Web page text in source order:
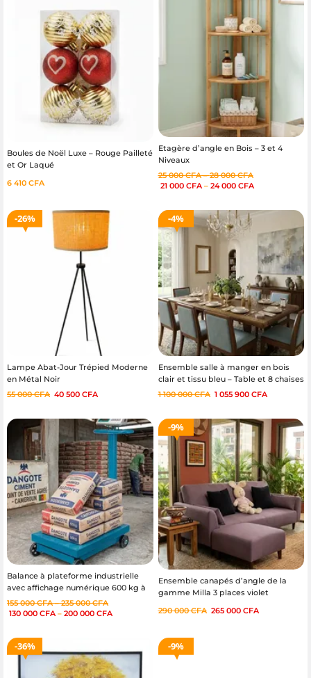
Boules de Noël Luxe – Rouge Pailleté
et Or Laqué
6 410 CFA
Etagère d’angle en Bois – 3 et 4
Niveaux
25 000CFA–28 000CFA
21 000 CFA– 24 000 CFA
26%
Lampe Abat-Jour Trépied Moderne
en Métal Noir
55 000CFA 40 500 CFA
4%
Ensemble salle à manger en bois
clair et tissu bleu – Table et 8 chaises
1 100 000CFA 1 055 900 CFA
Balance à plateforme industrielle
avec affichage numérique 600 kg à
1000 kg
155 000CFA–235 000CFA
130 000 CFA – 200 000 CFA
9%
Ensemble canapés d’angle de la
gamme Milla 3 places violet
290 000CFA 265 000 CFA
36% 9%